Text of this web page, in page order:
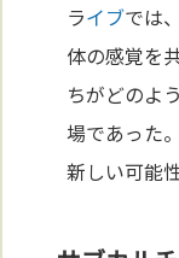
ライブでは
体の感覚を
ちがどのよ
場であった
新しい可能